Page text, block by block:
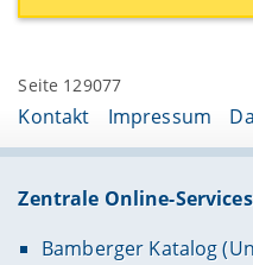
Seite 129077
Kontakt Impressum
Zentrale Online-Services
Bamberger Katalog